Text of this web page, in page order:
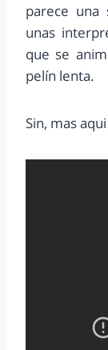
parece una
unas
que se
pelín lenta.
Sin, mas